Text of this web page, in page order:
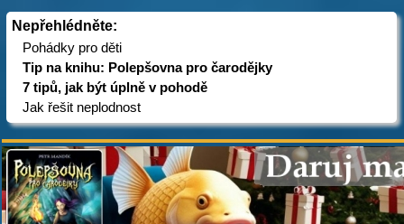
Nepřehlédněte:
Pohádky pro děti
Tip na knihu: Polepšovna pro čarodějky
7 tipů, jak být úplně v pohodě
Jak řešit neplodnost